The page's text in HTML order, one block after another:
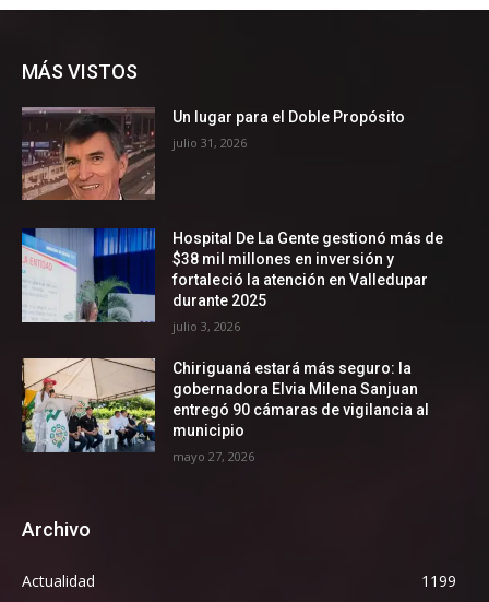
MÁS VISTOS
Un lugar para el Doble Propósito
julio 31, 2026
Hospital De La Gente gestionó más de
$38 mil millones en inversión y
fortaleció la atención en Valledupar
durante 2025
julio 3, 2026
Chiriguaná estará más seguro: la
gobernadora Elvia Milena Sanjuan
entregó 90 cámaras de vigilancia al
municipio
mayo 27, 2026
Archivo
Actualidad
1199